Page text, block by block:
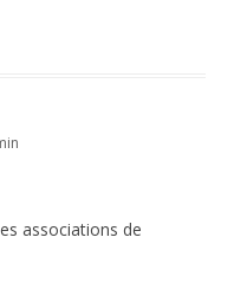
associations de